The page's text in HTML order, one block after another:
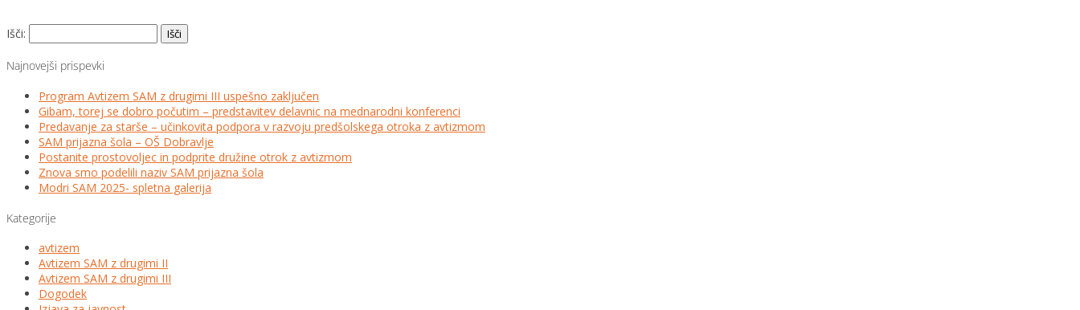
Išči:
Najnovejši prispevki
Program Avtizem SAM z drugimi III uspešno zaključen
Gibam, torej se dobro počutim – predstavitev delavnic na mednarodni konferenci
Predavanje za starše – učinkovita podpora v razvoju predšolskega otroka z avtizmom
SAM prijazna šola – OŠ Dobravlje
Postanite prostovoljec in podprite družine otrok z avtizmom
Znova smo podelili naziv SAM prijazna šola
Modri SAM 2025- spletna galerija
Kategorije
avtizem
Avtizem SAM z drugimi II
Avtizem SAM z drugimi III
Dogodek